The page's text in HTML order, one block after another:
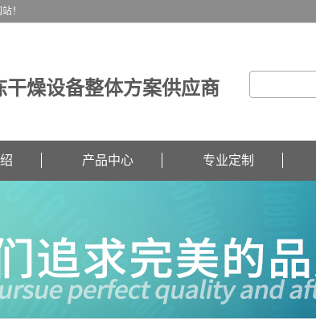
！
干燥设备整体方案供应商
产品中心 专业定制